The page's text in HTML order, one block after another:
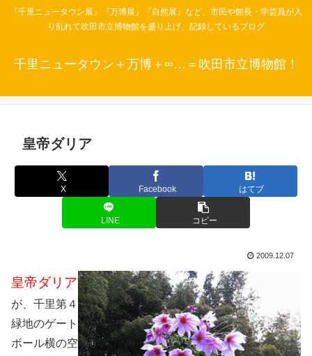
『千里ニュータウン展』『万博展』『自然展』など、市民や館長・学芸員が入
り乱れて吹田市立博物館を盛り上げ、記録しているブログ
千里ニュータウン＋万博＋∞…＝吹田市立博物館！
皇帝ダリア
X Facebook はてブ
LINE コピー
2009.12.07
皇帝ダリア
が、千里第４
緑地のゲート
ボール横の空